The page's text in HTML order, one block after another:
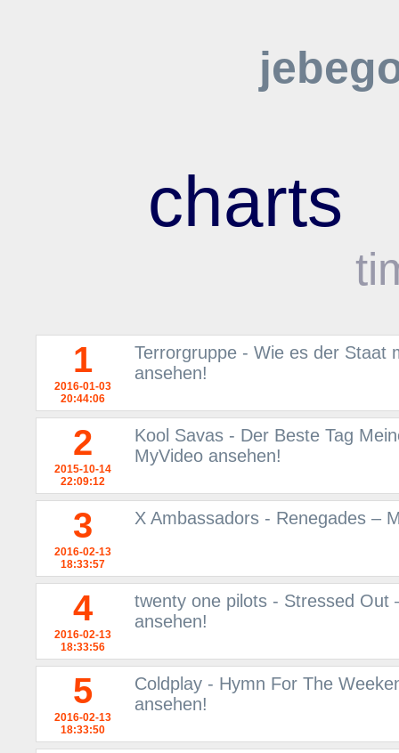
charts
1
2016-01-03
20:44:06
Terrorgruppe - Wie es der Staat
ansehen!
2
2015-10-14
22:09:12
Kool Savas - Der Beste Tag
MyVideo ansehen!
3
2016-02-13
18:33:57
X Ambassadors - Renegades –
4
2016-02-13
18:33:56
twenty one pilots - Stressed Out
ansehen!
5
2016-02-13
18:33:50
Coldplay - Hymn For The
ansehen!